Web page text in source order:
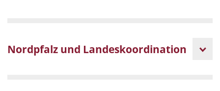
Nordpfalz und Landeskoordination